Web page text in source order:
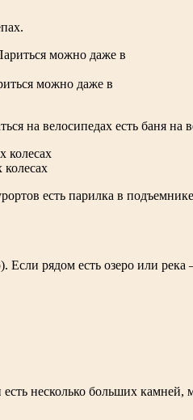
можно даже в
на велосипедах есть баня на
есть парилка в
Если рядом есть озеро или
несколько больших